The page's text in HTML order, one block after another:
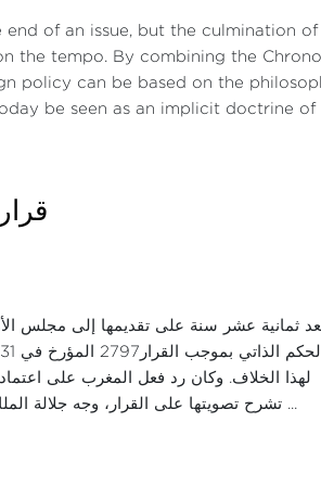
appui aux efforts de l’ONU pour
en Algérie. Ces inquiétudes
de tous les habitants du Sahara
continue de marginaliser la
d’autoriser le Haut Commissariat
de la préparation du projet de
et organisé un premier round
of an issue, but the culmination of
the tempo. By combining the
policy can be based on the
be seen as an implicit doctrine of
قرار مجلس
ثمانية عشر سنة على تقديمها إلى مجلس
لهذا الخلاف. وكان رد فعل المغرب على